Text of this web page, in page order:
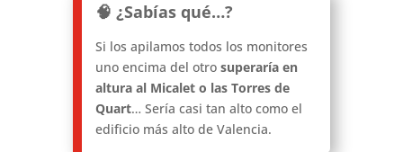
🧠 ¿Sabías qué…?
Si los apilamos todos los monitores
uno encima del otro superaría en
altura al Micalet o las Torres de
Quart… Sería casi tan alto como el
edificio más alto de Valencia.